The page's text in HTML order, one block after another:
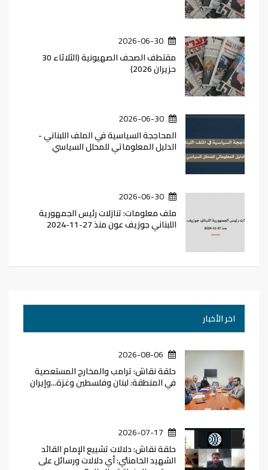
2026-06-30
مقتطف الصحف الصهيونية (الثلاثاء 30
حزيران 2026)
2026-06-30
المحاججة السياسية في الملف اللبناني -
الدليل المعلوماتي للمحلل السياسي
2026-06-30
ملف معلومات: تنازلات رئيس الجمهورية
اللبناني جوزيف عون منذ 27-11-2024
اخر الأخبار
2026-08-06
حلقة نقاش: ترامب والمخارج المستعصية
في المنطقة: لبنان وفلسطين وغزة...وإيران
2026-07-17
حلقة نقاش: دلالات تشييع الإمام القائد
الشهيد الخامنئي: أي دلالات ورسائل على